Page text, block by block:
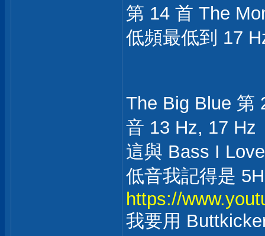
第 14 首 The
低頻最低到 17
The Big Blue 第
音 13 Hz, 17 Hz
這與 Bass I
低音我記得是
https://
我要用